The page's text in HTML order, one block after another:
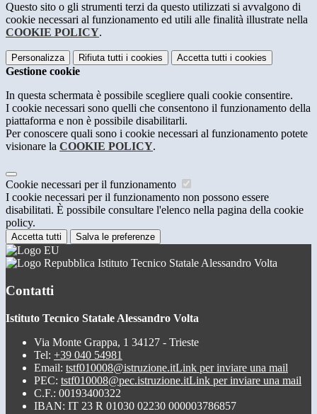
Questo sito o gli strumenti terzi da questo utilizzati si avvalgono di
cookie necessari al funzionamento ed utili alle finalità illustrate nella
COOKIE POLICY.
Personalizza Rifiuta tutti i cookies Accetta tutti i cookies
Gestione cookie
In questa schermata è possibile scegliere quali cookie consentire.
I cookie necessari sono quelli che consentono il funzionamento della
piattaforma e non è possibile disabilitarli.
Per conoscere quali sono i cookie necessari al funzionamento potete
visionare la COOKIE POLICY.
Cookie necessari per il funzionamento
I cookie necessari per il funzionamento non possono essere
disabilitati. È possibile consultare l'elenco nella pagina della cookie
policy.
Accetta tutti Salva le preferenze
Istituto Tecnico Statale Alessandro Volta
Contatti
Istituto Tecnico Statale Alessandro Volta
Via Monte Grappa, 1 34127 - Trieste
Tel: +39 040 54981
Email: tstf010008@istruzione.itLink per inviare una mail
PEC: tstf010008@pec.istruzione.itLink per inviare una mail
C.F.: 00193400322
IBAN: IT 23 R 01030 02230 000003786857